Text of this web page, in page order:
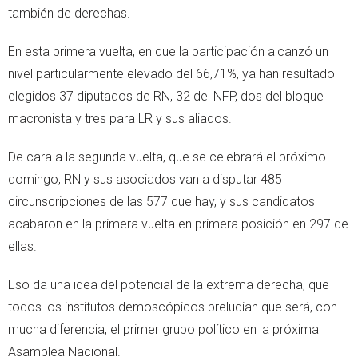
también de derechas.
En esta primera vuelta, en que la participación alcanzó un
nivel particularmente elevado del 66,71%, ya han resultado
elegidos 37 diputados de RN, 32 del NFP, dos del bloque
macronista y tres para LR y sus aliados.
De cara a la segunda vuelta, que se celebrará el próximo
domingo, RN y sus asociados van a disputar 485
circunscripciones de las 577 que hay, y sus candidatos
acabaron en la primera vuelta en primera posición en 297 de
ellas.
Eso da una idea del potencial de la extrema derecha, que
todos los institutos demoscópicos preludian que será, con
mucha diferencia, el primer grupo político en la próxima
Asamblea Nacional.